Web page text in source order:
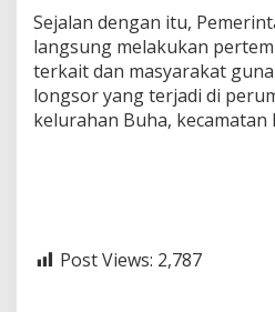
Sejalan dengan itu,
langsung melakukan
terkait dan masyarakat
longsor yang terjadi di
kelurahan Buha, kecamatan
Post Views: 2,787